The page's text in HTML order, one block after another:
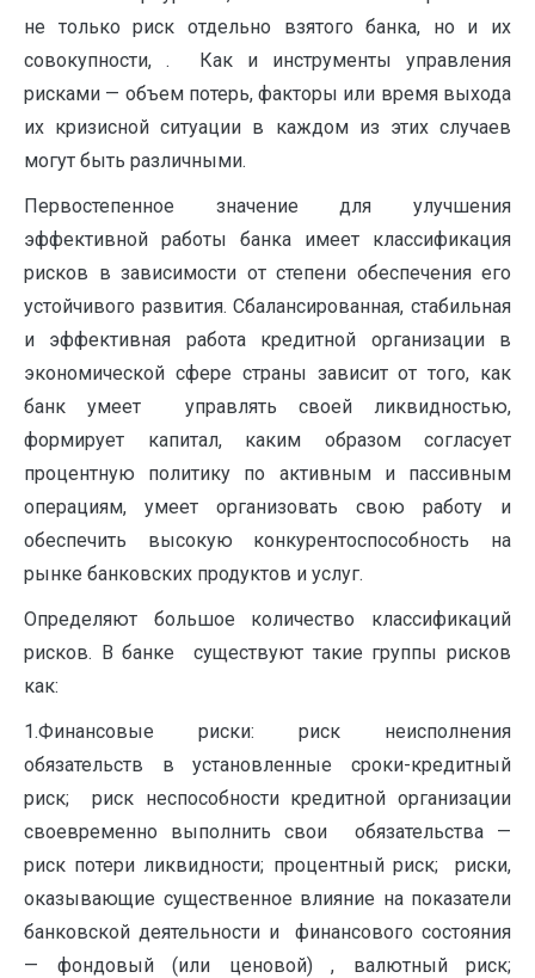
не только риск отдельно взятого банка, но и их
совокупности, . Как и инструменты управления
рисками — объем потерь, факторы или время выхода
их кризисной ситуации в каждом из этих случаев
могут быть различными.
Первостепенное значение для улучшения
эффективной работы банка имеет классификация
рисков в зависимости от степени обеспечения его
устойчивого развития. Сбалансированная, стабильная
и эффективная работа кредитной организации в
экономической сфере страны зависит от того, как
банк умеет управлять своей ликвидностью,
формирует капитал, каким образом согласует
процентную политику по активным и пассивным
операциям, умеет организовать свою работу и
обеспечить высокую конкурентоспособность на
рынке банковских продуктов и услуг.
Определяют большое количество классификаций
рисков. В банке существуют такие группы рисков
как:
1.Финансовые риски: риск неисполнения
обязательств в установленные сроки-кредитный
риск; риск неспособности кредитной организации
своевременно выполнить свои обязательства —
риск потери ликвидности; процентный риск; риски,
оказывающие существенное влияние на показатели
банковской деятельности и финансового состояния
— фондовый (или ценовой) , валютный риск;